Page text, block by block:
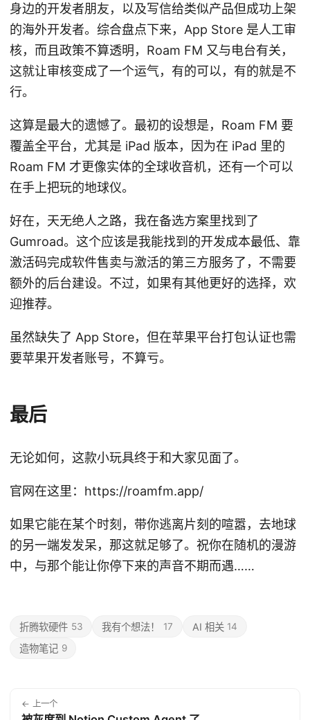
身边的开发者朋友，以及写信给类似产品但成功上架
的海外开发者。综合盘点下来，App Store 是人工审
核，而且政策不算透明，Roam FM 又与电台有关，
这就让审核变成了一个运气，有的可以，有的就是不
行。
这算是最大的遗憾了。最初的设想是，Roam FM 要
覆盖全平台，尤其是 iPad 版本，因为在 iPad 里的
Roam FM 才更像实体的全球收音机，还有一个可以
在手上把玩的地球仪。
好在，天无绝人之路，我在备选方案里找到了
Gumroad。这个应该是我能找到的开发成本最低、靠
激活码完成软件售卖与激活的第三方服务了，不需要
额外的后台建设。不过，如果有其他更好的选择，欢
迎推荐。
虽然缺失了 App Store，但在苹果平台打包认证也需
要苹果开发者账号，不算亏。
最后
无论如何，这款小玩具终于和大家见面了。
官网在这里：https://roamfm.app/
如果它能在某个时刻，带你逃离片刻的喧嚣，去地球
的另一端发发呆，那这就足够了。祝你在随机的漫游
中，与那个能让你停下来的声音不期而遇……
折腾软硬件 53 我有个想法！ 17 AI 相关 14
造物笔记 9
← 上一个